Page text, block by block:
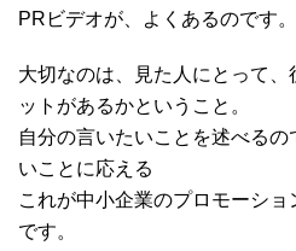
PRビデオが、よくあるのです。
大切なのは、見た人にとって、
ットがあるかということ。
自分の言いたいことを述べる
いことに応える
これが中小企業のプロモーシ
です。